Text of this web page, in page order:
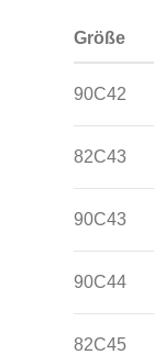
Größe
90C42
82C43
90C43
90C44
82C45